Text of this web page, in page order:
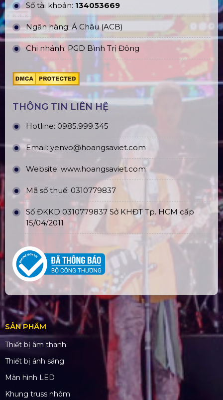
Số tài khoản: 134053669
Ngân hàng: Á Châu (ACB)
Chi nhánh: PGD Bình Trị Đông
THÔNG TIN LIÊN HỆ
Hotline: 0985.999.345
Email: yenvo@hoangsaviet.com
Website: www.hoangsaviet.com
Mã số thuế: 0310779837
Số ĐKKD 0310779837 Sở KHĐT Tp. HCM cấp
15/04/2011
SẢN PHẨM
Thiết bị âm thanh
Thiết bị ánh sáng
Màn hình LED
Khung truss nhôm